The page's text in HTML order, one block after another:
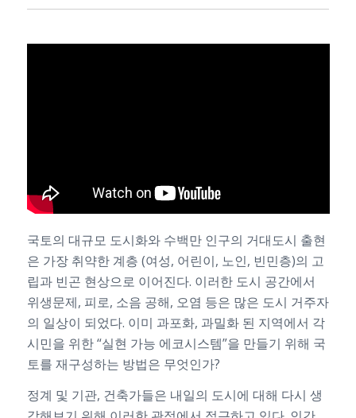
국토의 대규모 도시화와 수백만 인구의 거대도시 출현
은 가장 취약한 계층 (여성, 어린이, 노인, 빈민층)의 고
립과 빈곤 현상으로 이어진다. 이러한 도시 공간에서
위생문제, 피로, 소음 공해, 오염 등은 많은 도시 거주자
의 일상이 되었다. 이미 과포화, 과밀화 된 지역에서 각
시민을 위한 “실현 가능 에코시스템”을 만들기 위해 국
토를 재구성하는 방법은 무엇인가?
정계 및 기관, 건축가들은 내일의 도시에 대해 다시 생